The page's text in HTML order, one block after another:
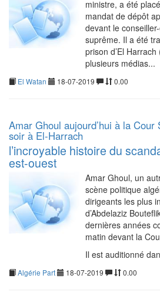
ministre, a été
mandat de dépôt
devant le
suprême. Il a été
prison d’El
plusieurs médias...
El Watan 18-07-2019 0.00
Amar Ghoul aujourd’hui à la Cour
soir à El-Harrach
l’incroyable histoire du
est-ouest
Amar Ghoul, un
scène politique
dirigeants les plus
d’Abdelaziz
dernières années
matin devant la
Il est auditionné
Algérie Part 18-07-2019 0.00